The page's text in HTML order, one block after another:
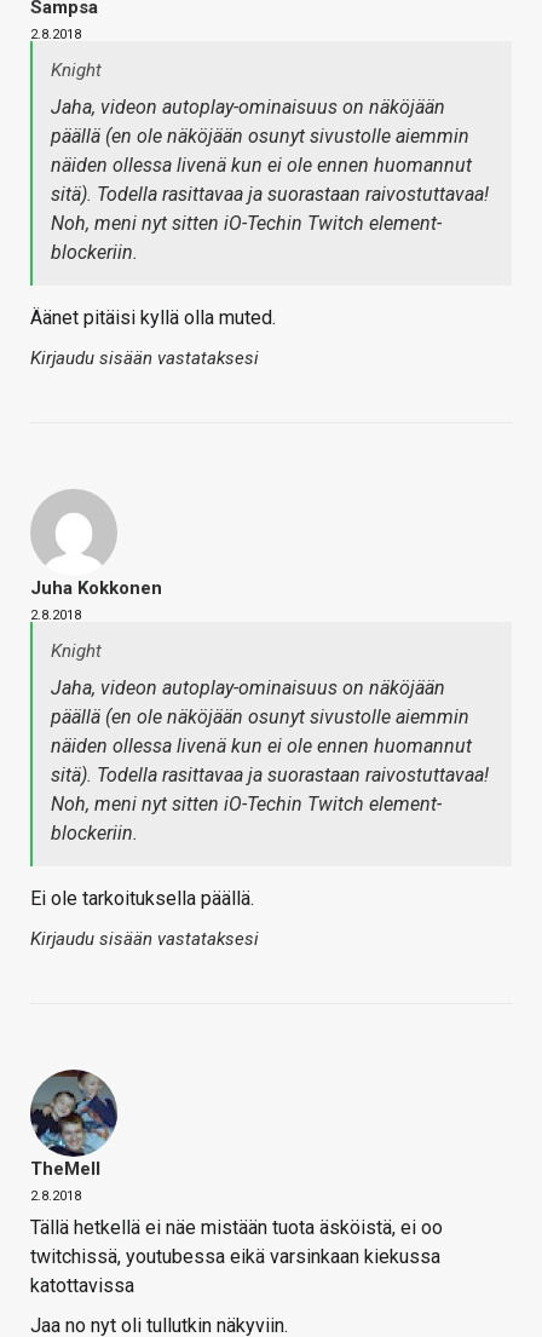
Sampsa
2.8.2018
Knight
Jaha, videon autoplay-ominaisuus on näköjään
päällä (en ole näköjään osunyt sivustolle aiemmin
näiden ollessa livenä kun ei ole ennen huomannut
sitä). Todella rasittavaa ja suorastaan raivostuttavaa!
Noh, meni nyt sitten iO-Techin Twitch element-
blockeriin.
Äänet pitäisi kyllä olla muted.
Kirjaudu sisään vastataksesi
Juha Kokkonen
2.8.2018
Knight
Jaha, videon autoplay-ominaisuus on näköjään
päällä (en ole näköjään osunyt sivustolle aiemmin
näiden ollessa livenä kun ei ole ennen huomannut
sitä). Todella rasittavaa ja suorastaan raivostuttavaa!
Noh, meni nyt sitten iO-Techin Twitch element-
blockeriin.
Ei ole tarkoituksella päällä.
Kirjaudu sisään vastataksesi
TheMeII
2.8.2018
Tällä hetkellä ei näe mistään tuota äsköistä, ei oo
twitchissä, youtubessa eikä varsinkaan kiekussa
katottavissa
Jaa no nyt oli tullutkin näkyviin.